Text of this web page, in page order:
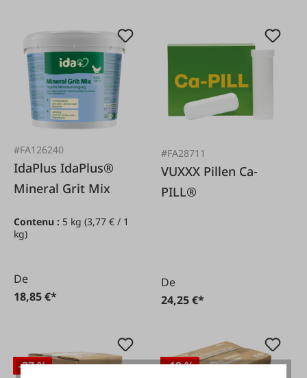
#FA126240
IdaPlus IdaPlus®
Mineral Grit Mix
Contenu : 5 kg (3,77 € / 1
kg)
De
18,85 €*
#FA28711
VUXXX Pillen Ca-
PILL®
De
24,25 €*
-27 % -19 %